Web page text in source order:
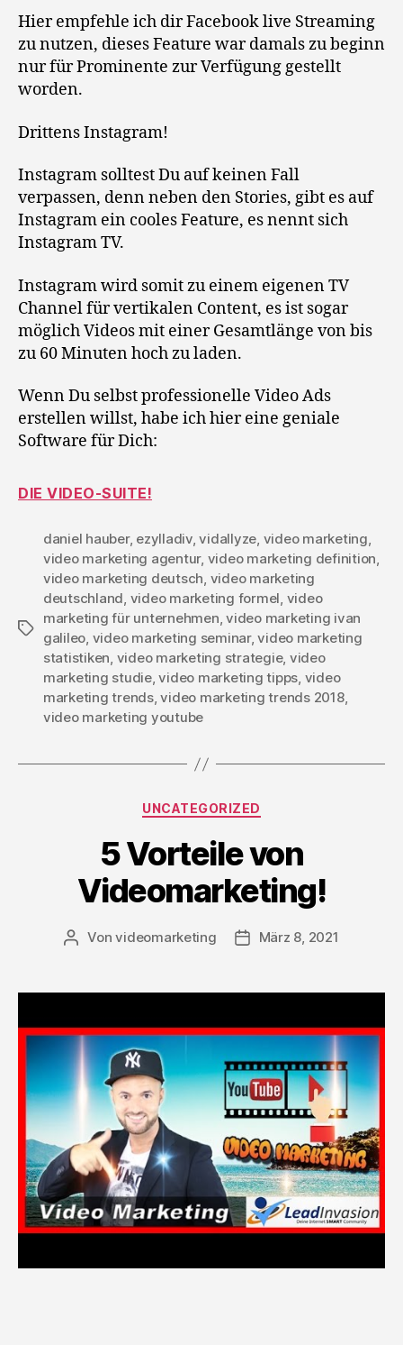
Hier empfehle ich dir Facebook live Streaming
zu nutzen, dieses Feature war damals zu beginn
nur für Prominente zur Verfügung gestellt
worden.
Drittens Instagram!
Instagram solltest Du auf keinen Fall
verpassen, denn neben den Stories, gibt es auf
Instagram ein cooles Feature, es nennt sich
Instagram TV.
Instagram wird somit zu einem eigenen TV
Channel für vertikalen Content, es ist sogar
möglich Videos mit einer Gesamtlänge von bis
zu 60 Minuten hoch zu laden.
Wenn Du selbst professionelle Video Ads
erstellen willst, habe ich hier eine geniale
Software für Dich:
DIE VIDEO-SUITE!
Schlagwörter
daniel hauber, ezylladiv,vidallyze, video marketing,
video marketing agentur, video marketing definition,
video marketing deutsch, video marketing
deutschland, video marketing formel, video
marketing für unternehmen,video marketing ivan
galileo, video marketing seminar,video marketing
statistiken, video marketing strategie, video
marketing studie,video marketing tipps, video
marketing trends,video marketing trends 2018,
video marketing youtube
Kategorien
UNCATEGORIZED
5 Vorteile von
Videomarketing!
Beitragsautor
Vonvideomarketing Beitragsdatum
März 8, 2021